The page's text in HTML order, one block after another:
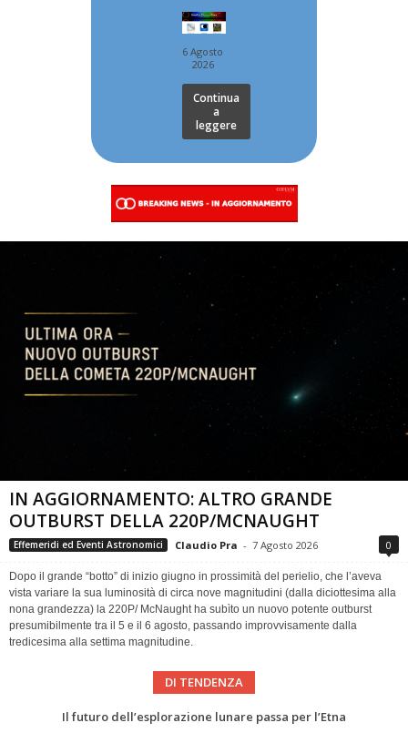
6 Agosto
2026
Continua
a
leggere
IN AGGIORNAMENTO: ALTRO GRANDE
OUTBURST DELLA 220P/MCNAUGHT
Effemeridi ed Eventi Astronomici Claudio Pra - 7 Agosto 2026 0
Dopo il grande “botto” di inizio giugno in prossimità del perielio, che l’aveva
vista variare la sua luminosità di circa nove magnitudini (dalla diciottesima alla
nona grandezza) la 220P/ McNaught ha subìto un nuovo potente outburst
presumibilmente tra il 5 e il 6 agosto, passando improvvisamente dalla
tredicesima alla settima magnitudine.
DI TENDENZA